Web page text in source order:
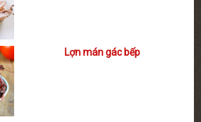
Lợn mán gác bếp